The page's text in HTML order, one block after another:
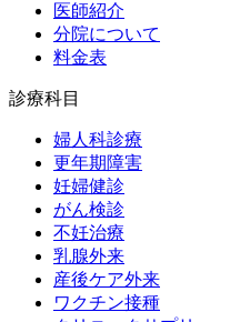
医師紹介
分院について
料金表
診療科目
婦人科診療
更年期障害
妊婦健診
がん検診
不妊治療
乳腺外来
産後ケア外来
ワクチン接種